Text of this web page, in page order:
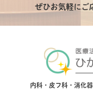
ぜひお気軽にご
内科・皮フ科・消化